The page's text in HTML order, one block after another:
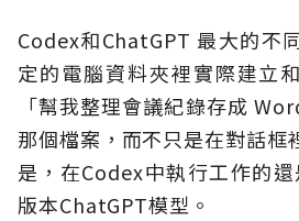
Codex和ChatGPT 最大的不
定的電腦資料夾裡實際建
「幫我整理會議紀錄存成
那個檔案，而不只是在對話框
是，在Codex中執行工作的
版本ChatGPT模型。